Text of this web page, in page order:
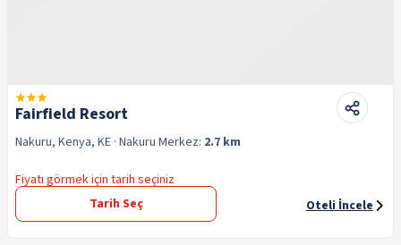
Fairfield Resort
Nakuru, Kenya, KE · Nakuru Merkez: 2.7 km
Fiyatı görmek için tarih seçiniz
Tarih Seç
Oteli İncele